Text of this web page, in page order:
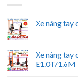
Xe nâng tay
Xe nâng tay
E1.0T/1.6M